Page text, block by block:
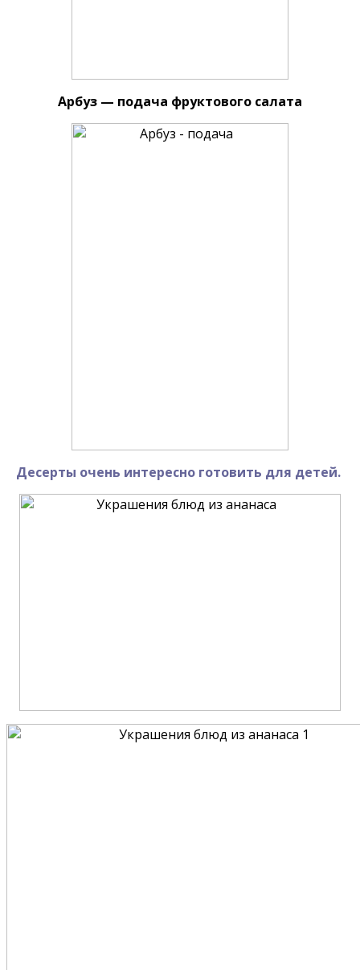
Арбуз — подача фруктового салата
Десерты очень интересно готовить для детей.